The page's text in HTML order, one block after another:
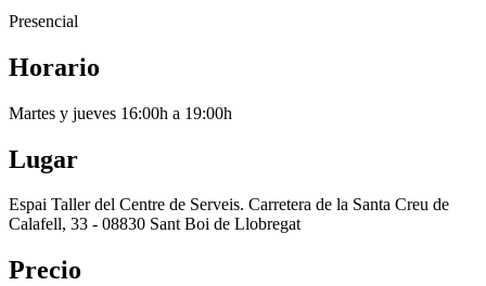
Presencial
Horario
Martes y jueves 16:00h a 19:00h
Lugar
Espai Taller del Centre de Serveis. Carretera de la Santa Creu de
Calafell, 33 - 08830 Sant Boi de Llobregat
Precio